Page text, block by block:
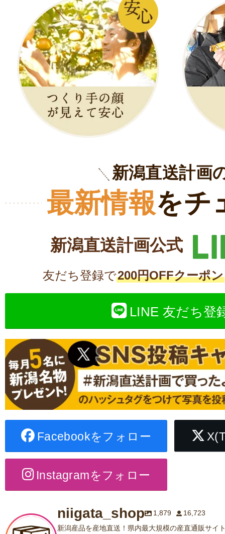
新潟直送計画
最新情報をチ
新潟直送計画公式
友だち登録で200円OFFクーポン
LINE 友だち登
Facebookをフォロー
Instagramをフォロー
niigata_shop 1,879
16,723
新潟産品を産地直送！県内最大規模の産直通販サイ